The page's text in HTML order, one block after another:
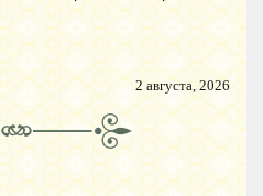
2 августа, 2026